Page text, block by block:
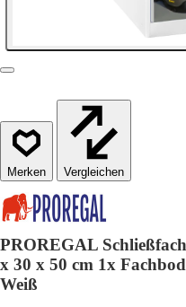
Vergleichen
PROREGAL
x 30 x 50 cm 1x
Weiß